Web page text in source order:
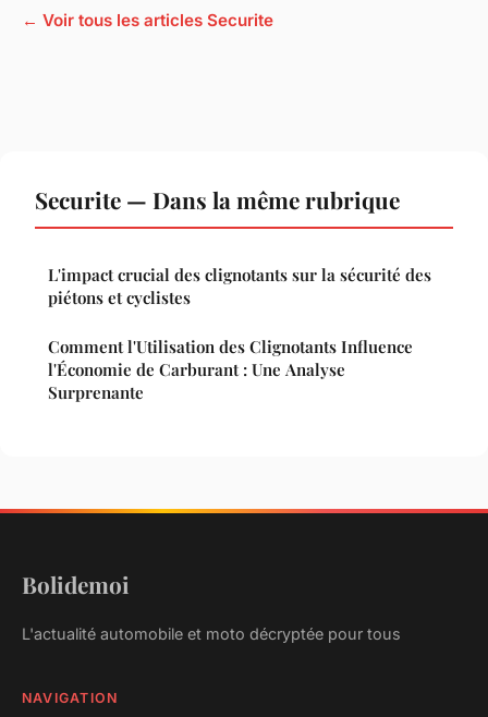
← Voir tous les articles Securite
Securite — Dans la même rubrique
L'impact crucial des clignotants sur la sécurité des
piétons et cyclistes
Comment l'Utilisation des Clignotants Influence
l'Économie de Carburant : Une Analyse
Surprenante
Bolidemoi
L'actualité automobile et moto décryptée pour tous
NAVIGATION